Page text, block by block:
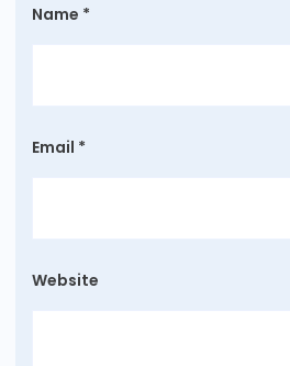
Name *
Email *
Website